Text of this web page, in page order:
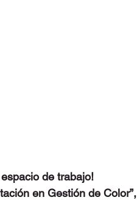
de trabajo!
en Gestión de Color”,